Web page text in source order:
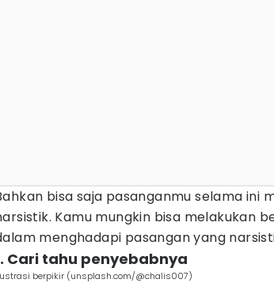
bisa saja pasanganmu selama ini
Kamu mungkin bisa melakukan
menghadapi pasangan yang
Cari tahu penyebabnya
berpikir (unsplash.com/@chalis007)